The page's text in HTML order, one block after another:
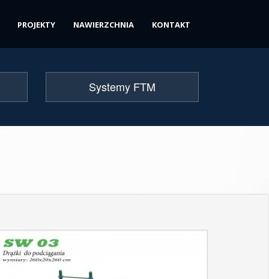
PROJEKTY NAWIERZCHNIA KONTAKT
Systemy FTM